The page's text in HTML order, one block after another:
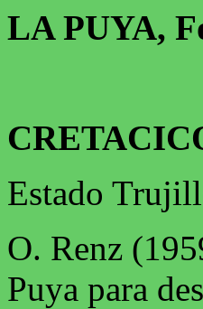
LA PUYA,
Estado
O. Renz
Puya para